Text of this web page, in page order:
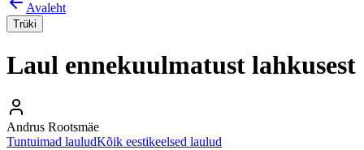
Avaleht
Trüki
Laul ennekuulmatust lahkusest
Andrus Rootsmäe
Tuntuimad lauludKõik eestikeelsed laulud